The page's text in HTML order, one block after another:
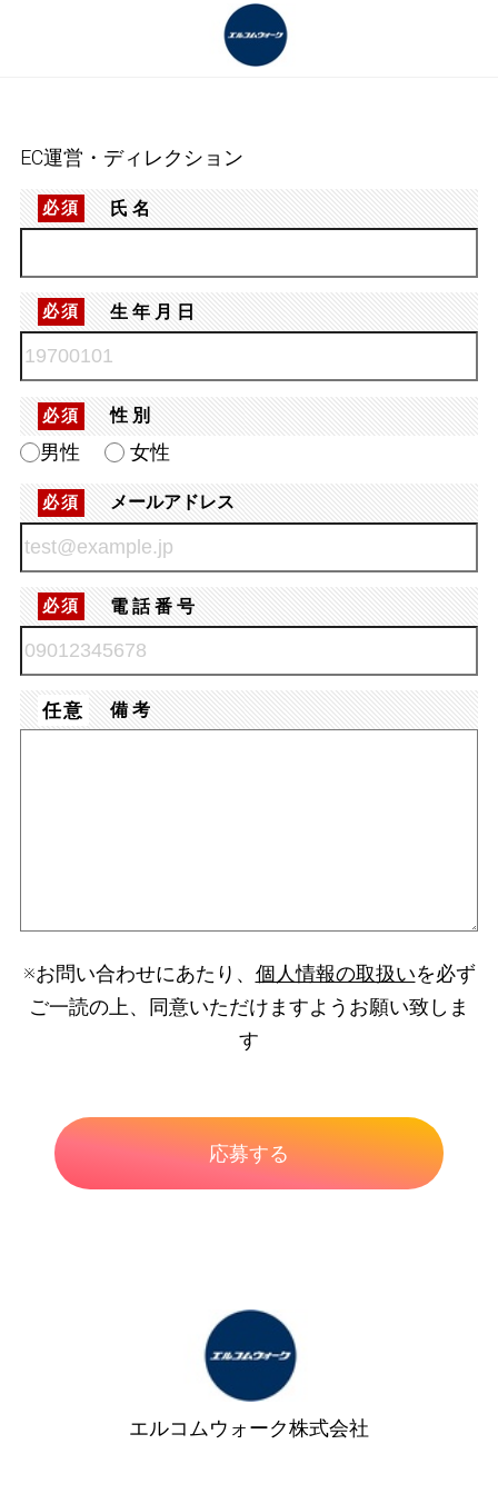
EC運営・ディレクション
必須 氏名
必須 生年月日
必須 性別
男性 女性
必須 メールアドレス
必須 電話番号
任意 備考
※お問い合わせにあたり、 個人情報の取扱いを必ず
ご一読の上、同意いただけますようお願い致しま
す
エルコムウォーク株式会社